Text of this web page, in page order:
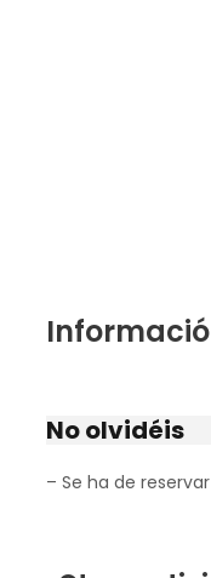
No olvidéis
– Se ha de